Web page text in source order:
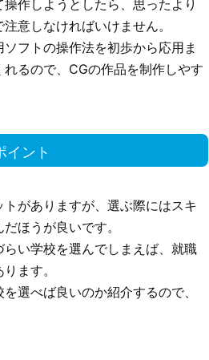
作しようとしたら、思ったより
意しなければいけません。
フトの操作法を初歩から応用ま
るので、CGの作品を制作しやす
イント
がありますが、選ぶ際にはスキ
ほうが良いです。
い学校を選んでしまえば、就職
ます。
選べば良いのか紹介するので、